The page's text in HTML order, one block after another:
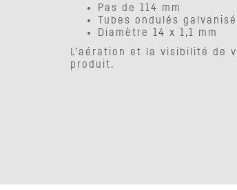
Pas de 114 mm
Tubes ondulés
Diamètre 14 x 1,1 mm
L’aération et la visibilité de
produit.